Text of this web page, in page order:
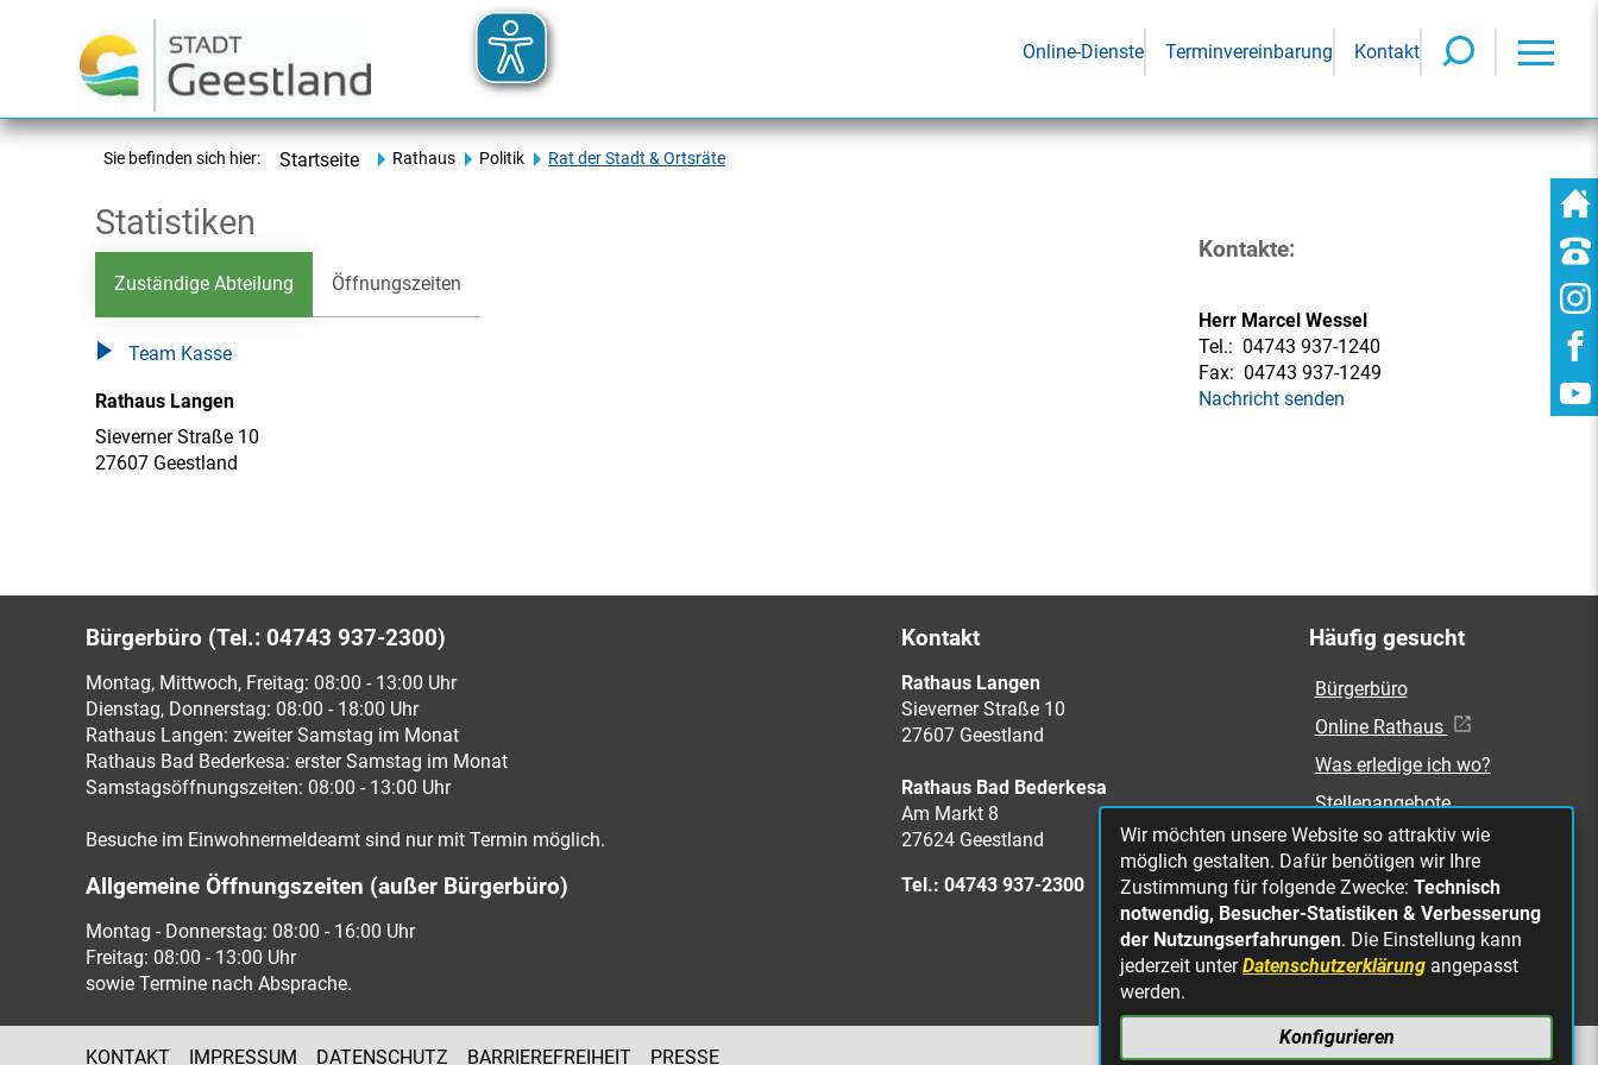
Online-Dienste Terminvereinbarung Kontakt
Sie befinden sich hier: Startseite Rathaus Politik Rat der Stadt & Ortsräte
Statistiken
Zuständige Abteilung Öffnungszeiten
Team Kasse
Rathaus Langen
Sieverner Straße 10
27607 Geestland
Kontakte:
Herr Marcel Wessel
Tel.: 04743 937-1240
Fax: 04743 937-1249
Nachricht senden
Bürgerbüro (Tel.: 04743 937-2300)
Montag, Mittwoch, Freitag: 08:00 - 13:00 Uhr
Dienstag, Donnerstag: 08:00 - 18:00 Uhr
Rathaus Langen: zweiter Samstag im Monat
Rathaus Bad Bederkesa: erster Samstag im Monat
Samstagsöffnungszeiten: 08:00 - 13:00 Uhr
Besuche im Einwohnermeldeamt sind nur mit Termin möglich.
Allgemeine Öffnungszeiten (außer Bürgerbüro)
Montag - Donnerstag: 08:00 - 16:00 Uhr
Freitag: 08:00 - 13:00 Uhr
sowie Termine nach Absprache.
Kontakt
Rathaus Langen
Sieverner Straße 10
27607 Geestland
Rathaus Bad Bederkesa
Am Markt 8
27624 Geestland
Tel.: 04743 937-2300
Häufig gesucht
Bürgerbüro
Online Rathaus
Was erledige ich wo?
Stellenangebote
Mängelmeldung
Straßenbeleuchtung
defekt
KONTAKT IMPRESSUM DATENSCHUTZ BARRIEREFREIHEIT PRESSE NACH OBEN
Wir möchten unsere Website so attraktiv wie
möglich gestalten. Dafür benötigen wir Ihre
Zustimmung für folgende Zwecke: Technisch
notwendig, Besucher-Statistiken & Verbesserung
der Nutzungserfahrungen. Die Einstellung kann
jederzeit unterDatenschutzerklärung angepasst
werden.
Konfigurieren